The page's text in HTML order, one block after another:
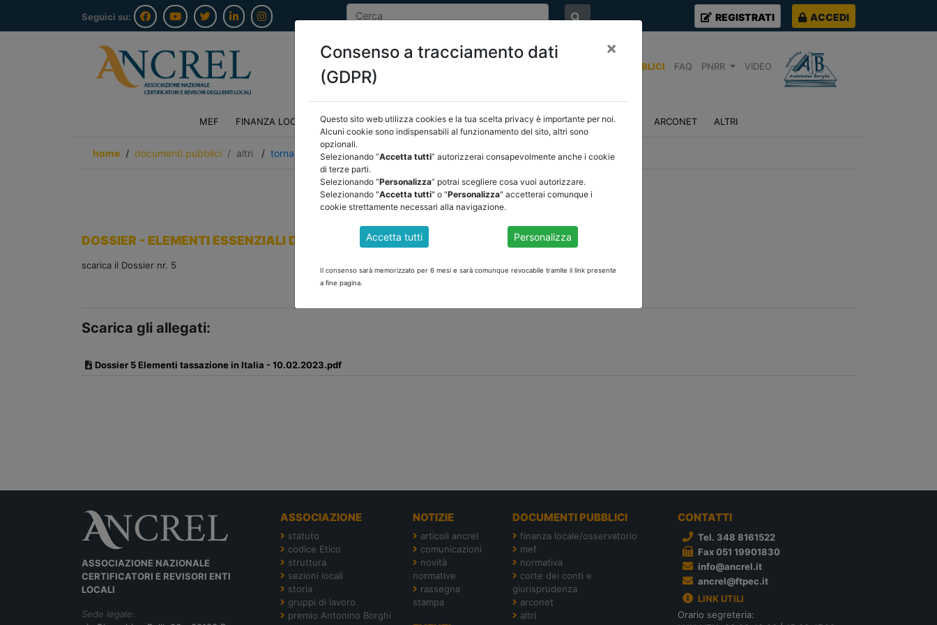
Seguici su: REGISTRATI ACCEDI
DOCUMENTI PUBBLICI FAQ PNRR VIDEO
MEF FINANZA LOCALE/OSSERVATORIO NORMATIVA CORTE DEI CONTI E GIURISPRUDENZA ARCONET ALTRI
home documenti pubblici altri / torna indietro
DOCUMENTI PUBBLICI
DOSSIER - ELEMENTI ESSENZIALI DELLA TASSAZIONE IN ITALIA
scarica il Dossier nr. 5
Scarica gli allegati:
Dossier 5 Elementi tassazione in Italia - 10.02.2023.pdf
ASSOCIAZIONE NAZIONALE
CERTIFICATORI E REVISORI ENTI
LOCALI
Sede legale:
ASSOCIAZIONE
statuto
codice Etico
struttura
sezioni locali
storia
gruppi di lavoro
premio Antonino Borghi
NOTIZIE
articoli ancrel
comunicazioni
novità
normative
rassegna
stampa
DOCUMENTI PUBBLICI
finanza locale/osservatorio
mef
normativa
corte dei conti e
giurisprudenza
arconet
altri
CONTATTI
Tel. 348 8161522
Fax 051 19901830
info@ancrel.it
ancrel@ftpec.it
LINK UTILI
Orario segreteria:
Consenso a tracciamento dati
(GDPR)
×
Questo sito web utilizza cookies e la tua scelta privacy è importante per noi.
Alcuni cookie sono indispensabili al funzionamento del sito, altri sono
opzionali.
Selezionando “Accetta tutti” autorizzerai consapevolmente anche i cookie
di terze parti.
Selezionando “Personalizza” potrai scegliere cosa vuoi autorizzare.
Selezionando "Accetta tutti" o "Personalizza" accetterai comunque i
cookie strettamente necessari alla navigazione.
Accetta tutti Personalizza
Il consenso sarà memorizzato per 6 mesi e sarà comunque revocabile tramite il link presente
a fine pagina.